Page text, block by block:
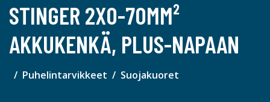
STINGER 2X0-70MM²
AKKUKENKÄ, PLUS-NAPAAN
Puhelintarvikkeet Suojakuoret